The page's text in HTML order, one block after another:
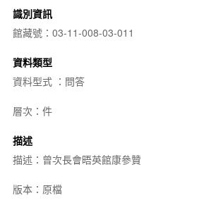
識別資訊
館藏號：03-11-008-03-011
資料類型
資料型式 ：問答
層次：件
描述
描述：曾次長會晤英館康參贊
版本：原檔